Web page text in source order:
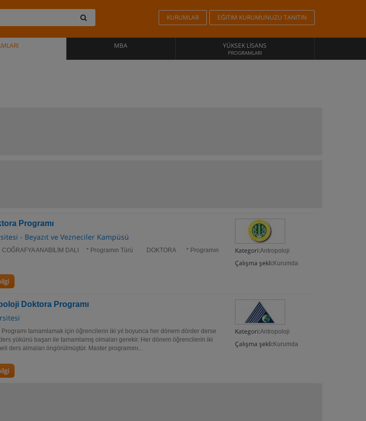
KURUMLAR EĞITIM KURUMUNUZU TANITIN
MBA YÜKSEK LISANS
PROGRAMLARI
Programı
- Beyazıt ve Vezneciler Kampüsü
Kategori:Antropoloji
Çalışma şekli: Kurumda
COĞRAFYA ANABİLİM DALI * Programın Türü DOKTORA * Programın
Doktora Programı
Kategori:Antropoloji
Çalışma şekli: Kurumda
Programı tamamlamak için öğrencilerin iki yıl boyunca her dönem dörder derse
yükünü başarı ile tamamlamış olmaları gerekir. Her dönem öğrencilerin iki
ders almaları öngörülmüştür. Master programını...